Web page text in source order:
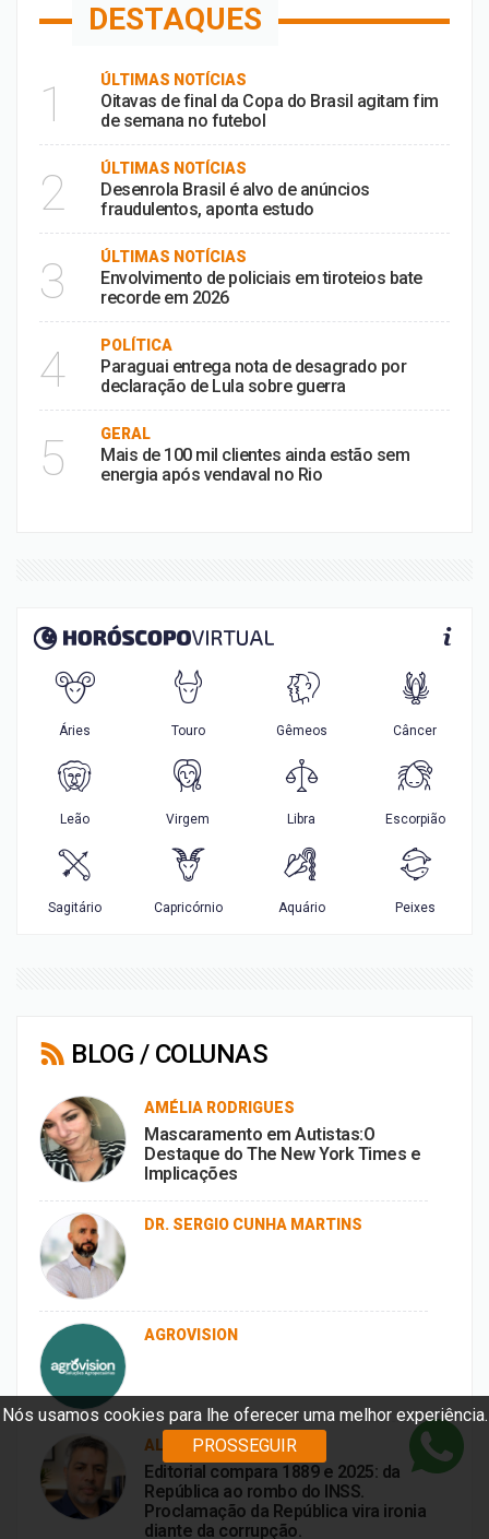
Nós usamos cookies para lhe oferecer uma melhor experiência.
PROSSEGUIR
DESTAQUES
1 ÚLTIMAS NOTÍCIAS
Oitavas de final da Copa do Brasil agitam fim
de semana no futebol
2 ÚLTIMAS NOTÍCIAS
Desenrola Brasil é alvo de anúncios
fraudulentos, aponta estudo
3 ÚLTIMAS NOTÍCIAS
Envolvimento de policiais em tiroteios bate
recorde em 2026
4 POLÍTICA
Paraguai entrega nota de desagrado por
declaração de Lula sobre guerra
5 GERAL
Mais de 100 mil clientes ainda estão sem
energia após vendaval no Rio
BLOG / COLUNAS
AMÉLIA RODRIGUES
Mascaramento em Autistas:O
Destaque do The New York Times e
Implicações
DR. SERGIO CUNHA MARTINS
AGROVISION
ALEX FERREIRA
Editorial compara 1889 e 2025: da
República ao rombo do INSS.
Proclamação da República vira ironia
diante da corrupção.